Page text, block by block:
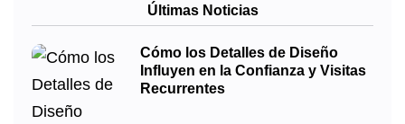
Últimas Noticias
Cómo los Detalles de Diseño
Influyen en la Confianza y Visitas
Recurrentes